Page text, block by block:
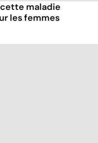
maladie
les femmes